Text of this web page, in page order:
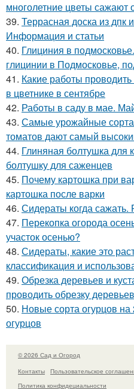
многолетние цветы сажают
39. Террасная доска из дпк
Информация и статьи
40. Глициния в
глицинии в Подмосковье,
41. Какие работы
в цветнике в сентябре
42. Работы в саду в мае.
43. Самые урожайные сорта
томатов дают самый
44. Глиняная болтушка для
болтушку для саженцев
45. Почему картошка при
картошка после варки
46. Сидераты когда сажать.
47. Перекопка огорода
участок осенью?
48. Сидераты, какие это
классификация и
49. Обрезка деревьев и
проводить обрезку
50. Новые сорта огурцов
огурцов
© 2026 Сад и Огород
Контакты
Пользовательское
Политика конфидециальности